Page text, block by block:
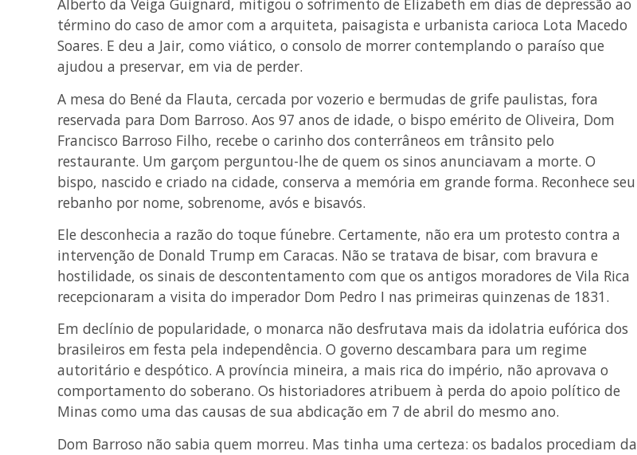
Alberto da Veiga Guignard, mitigou o sofrimento de Elizabeth em dias de depressão ao
término do caso de amor com a arquiteta, paisagista e urbanista carioca Lota Macedo
Soares. E deu a Jair, como viático, o consolo de morrer contemplando o paraíso que
ajudou a preservar, em via de perder.
A mesa do Bené da Flauta, cercada por vozerio e bermudas de grife paulistas, fora
reservada para Dom Barroso. Aos 97 anos de idade, o bispo emérito de Oliveira, Dom
Francisco Barroso Filho, recebe o carinho dos conterrâneos em trânsito pelo
restaurante. Um garçom perguntou-lhe de quem os sinos anunciavam a morte. O
bispo, nascido e criado na cidade, conserva a memória em grande forma. Reconhece seu
rebanho por nome, sobrenome, avós e bisavós.
Ele desconhecia a razão do toque fúnebre. Certamente, não era um protesto contra a
intervenção de Donald Trump em Caracas. Não se tratava de bisar, com bravura e
hostilidade, os sinais de descontentamento com que os antigos moradores de Vila Rica
recepcionaram a visita do imperador Dom Pedro I nas primeiras quinzenas de 1831.
Em declínio de popularidade, o monarca não desfrutava mais da idolatria eufórica dos
brasileiros em festa pela independência. O governo descambara para um regime
autoritário e despótico. A província mineira, a mais rica do império, não aprovava o
comportamento do soberano. Os historiadores atribuem à perda do apoio político de
Minas como uma das causas de sua abdicação em 7 de abril do mesmo ano.
Dom Barroso não sabia quem morreu. Mas tinha uma certeza: os badalos procediam da